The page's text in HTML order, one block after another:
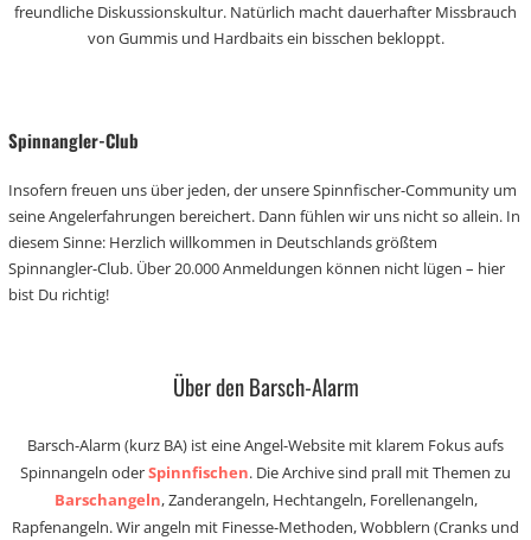
freundliche Diskussionskultur. Natürlich macht dauerhafter Missbrauch
von Gummis und Hardbaits ein bisschen bekloppt.
Spinnangler-Club
Insofern freuen uns über jeden, der unsere Spinnfischer-Community um
seine Angelerfahrungen bereichert. Dann fühlen wir uns nicht so allein. In
diesem Sinne: Herzlich willkommen in Deutschlands größtem
Spinnangler-Club. Über 20.000 Anmeldungen können nicht lügen – hier
bist Du richtig!
Über den Barsch-Alarm
Barsch-Alarm (kurz BA) ist eine Angel-Website mit klarem Fokus aufs
Spinnangeln oderSpinnfischen. Die Archive sind prall mit Themen zu
Barschangeln, Zanderangeln, Hechtangeln, Forellenangeln,
Rapfenangeln. Wir angeln mit Finesse-Methoden, Wobblern (Cranks und